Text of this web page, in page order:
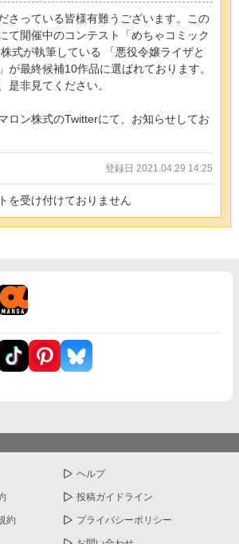
さっている皆様有難うございます。この
て開催中のコンテスト「めちゃコミック
式が執筆している 「悪役令嬢ライザと
が最終候補10作品に選ばれております。
是非見てください。
ロン株式のTwitterにて、お知らせしてお
登録日 2021.04.29 14:25
を受け付けておりません
ヘルプ
投稿ガイドライン
約 プライバシーポリシー